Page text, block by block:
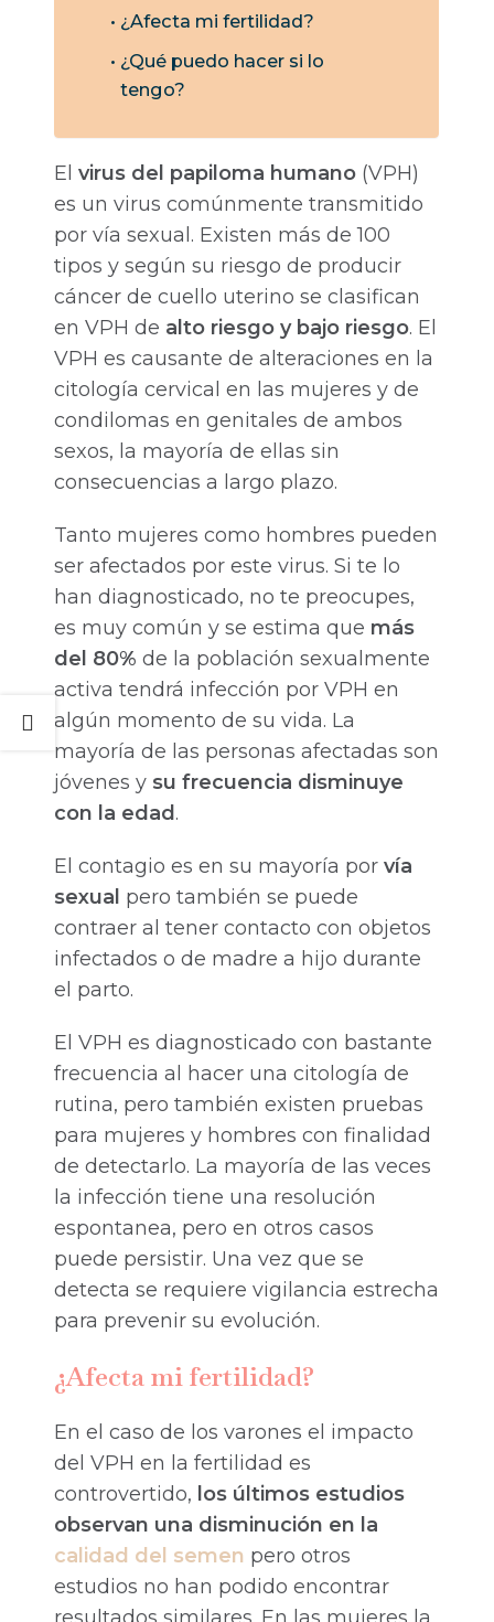
¿Afecta mi fertilidad?
¿Qué puedo hacer si lo
tengo?
El virus del papiloma humano (VPH)
es un virus comúnmente transmitido
por vía sexual. Existen más de 100
tipos y según su riesgo de producir
cáncer de cuello uterino se clasifican
en VPH de alto riesgo y bajo riesgo. El
VPH es causante de alteraciones en la
citología cervical en las mujeres y de
condilomas en genitales de ambos
sexos, la mayoría de ellas sin
consecuencias a largo plazo.
Tanto mujeres como hombres pueden
ser afectados por este virus. Si te lo
han diagnosticado, no te preocupes,
es muy común y se estima que más
del 80% de la población sexualmente
activa tendrá infección por VPH en
algún momento de su vida. La
mayoría de las personas afectadas son
jóvenes y su frecuencia disminuye
con la edad.
El contagio es en su mayoría por vía
sexual pero también se puede
contraer al tener contacto con objetos
infectados o de madre a hijo durante
el parto.
El VPH es diagnosticado con bastante
frecuencia al hacer una citología de
rutina, pero también existen pruebas
para mujeres y hombres con finalidad
de detectarlo. La mayoría de las veces
la infección tiene una resolución
espontanea, pero en otros casos
puede persistir. Una vez que se
detecta se requiere vigilancia estrecha
para prevenir su evolución.
¿Afecta mi fertilidad?
En el caso de los varones el impacto
del VPH en la fertilidad es
controvertido, los últimos estudios
observan una disminución en la
calidad del semen pero otros
estudios no han podido encontrar